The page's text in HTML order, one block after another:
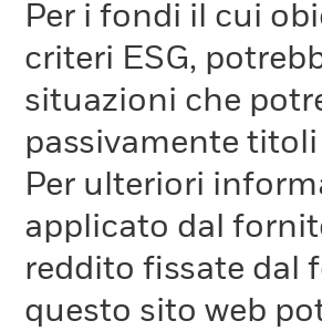
Per i fondi il cui
criteri ESG,
situazioni che
passivamente
Per ulteriori
applicato dal
reddito fissate dal
questo sito web